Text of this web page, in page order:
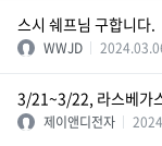
스시 쉐프님 구합니다.
WWJD
3/21~3/22, 라스베가
제이앤디전자